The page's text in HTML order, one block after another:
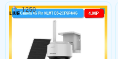
và chuẩn IP65. Camera hỗ trợ WiFi
lắp đặt dễ dàng,tích hợp đàm thoại
hai chiều và công nghệ AI phát hiện
người thông minh phù hợp lắp đặt
ngoài trời.
1250